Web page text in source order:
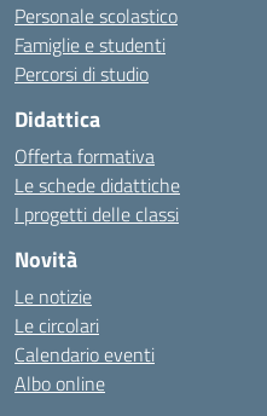
Personale scolastico
Famiglie e studenti
Percorsi di studio
Didattica
Offerta formativa
Le schede didattiche
I progetti delle classi
Novità
Le notizie
Le circolari
Calendario eventi
Albo online